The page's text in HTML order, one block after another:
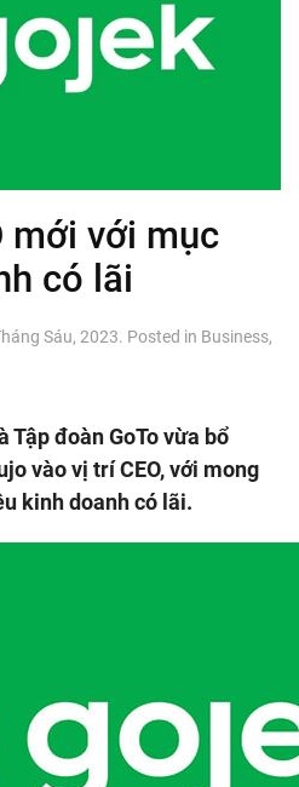
mới với mục
có lãi
Sáu, 2023. Posted in Business,
Tập đoàn GoTo vừa bổ
vào vị trí CEO, với mong
kinh doanh có lãi.